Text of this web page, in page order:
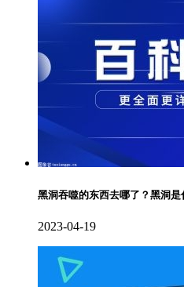
黑洞吞噬的东西去哪了？黑洞是
2023-04-19